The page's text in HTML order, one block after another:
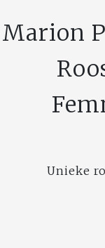
Marion
Unieke